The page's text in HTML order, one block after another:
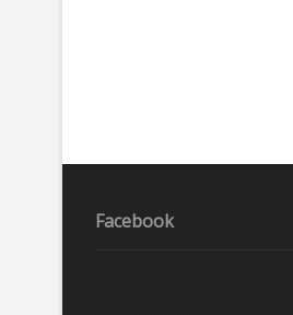
Facebook